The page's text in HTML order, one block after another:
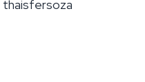
thaisfersoza